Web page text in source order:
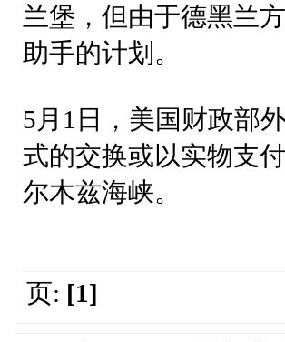
兰堡，但由于德黑兰
助手的计划。
5月1日，美国财政部
式的交换或以实物支
尔木兹海峡。
页: [1]